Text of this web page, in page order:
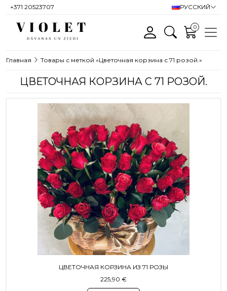
+371 20523707 РУССКИЙ
0
Главная Товары с меткой «Цветочная корзина с 71 розой.»
ЦВЕТОЧНАЯ КОРЗИНА С 71 РОЗОЙ.
ЦВЕТОЧНАЯ КОРЗИНА ИЗ 71 РОЗЫ
225,90 €